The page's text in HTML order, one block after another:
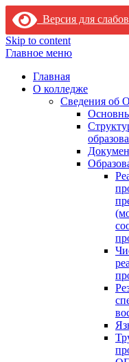
Версия для
Skip to content
Главное меню
Главная
О колледже
Сведения об